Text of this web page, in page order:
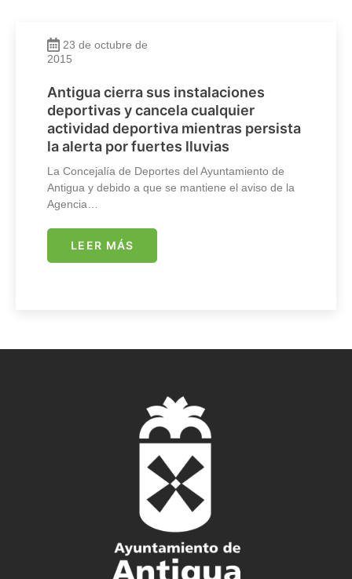
23 de octubre de
2015
Antigua cierra sus instalaciones
deportivas y cancela cualquier
actividad deportiva mientras persista
la alerta por fuertes lluvias
La Concejalía de Deportes del Ayuntamiento de
Antigua y debido a que se mantiene el aviso de la
Agencia…
LEER MÁS